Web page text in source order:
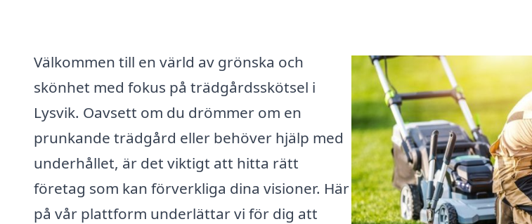
Välkommen till en värld av grönska och
skönhet med fokus på trädgårdsskötsel i
Lysvik. Oavsett om du drömmer om en
prunkande trädgård eller behöver hjälp med
underhållet, är det viktigt att hitta rätt
företag som kan förverkliga dina visioner. Här
på vår plattform underlättar vi för dig att